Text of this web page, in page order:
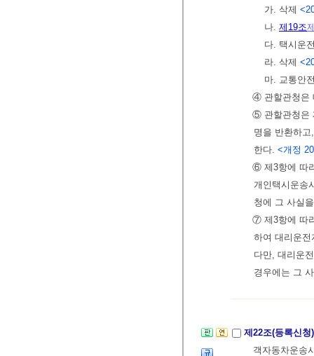
가. 삭제
나. 제19조
다. 택시운
라. 삭제
마. 교통안
④ 관할관청은
⑤ 관할관청은
명을 반환하
한다. <개정
⑥ 제3항에 따
개인택시운송
청에 그 사실
⑦ 제3항에 따
하여 대리운
다만, 대리운
경우에는 그
제22조(등록신
객자동차운송